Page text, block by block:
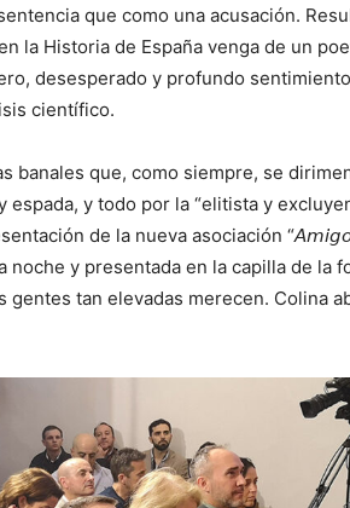
que como una acusación.
la Historia de España venga de un
desesperado y profundo
científico.
banales que, como siempre, se
y todo por la “elitista y
de la nueva asociación
noche y presentada en la capilla de la
tan elevadas merecen. Colina